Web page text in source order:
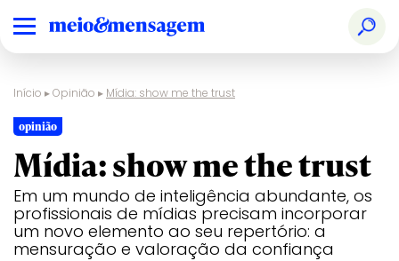
Início ▸Opinião ▸ Mídia: show me the trust
opinião
Mídia: show me the trust
Em um mundo de inteligência abundante, os
profissionais de mídias precisam incorporar
um novo elemento ao seu repertório: a
mensuração e valoração da confiança